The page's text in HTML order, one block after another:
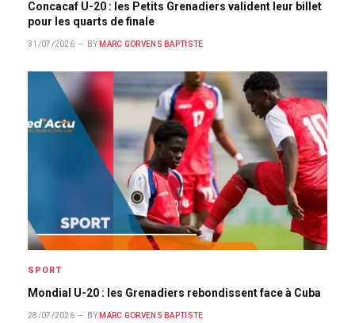
Concacaf U-20 : les Petits Grenadiers valident leur billet
pour les quarts de finale
31/07/2026 BY MARC GORVENS BAPTISTE
SPORT
Mondial U-20 : les Grenadiers rebondissent face à Cuba
28/07/2026 BY MARC GORVENS BAPTISTE